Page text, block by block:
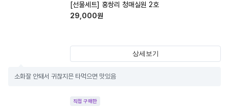
[선물세트] 홍쌍리 청매실원 2호
29,000원
상세보기
소화잘 안돼서 귀찮지믄 타먹으면 맛있음
직접 구매한